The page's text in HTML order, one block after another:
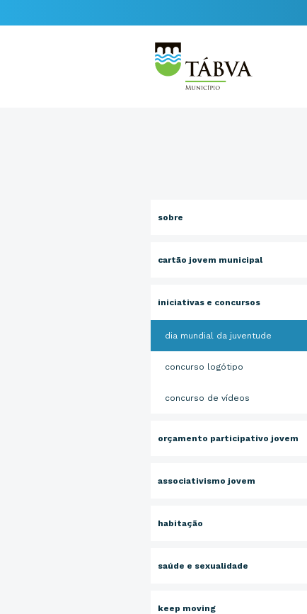
sobre
cartão jovem municipal
iniciativas e concursos
dia mundial da juventude
concurso logótipo
concurso de vídeos
orçamento participativo jovem
associativismo jovem
habitação
saúde e sexualidade
keep moving